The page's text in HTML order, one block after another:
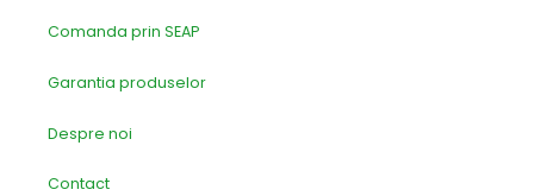
Comanda prin SEAP
Garantia produselor
Despre noi
Contact